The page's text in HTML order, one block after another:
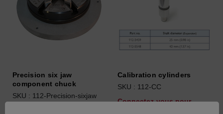
Precision six jaw
component chuck
SKU : 112-Precision-sixjaw
Calibration cylinders
SKU : 112-CC
Connectez-vous pour